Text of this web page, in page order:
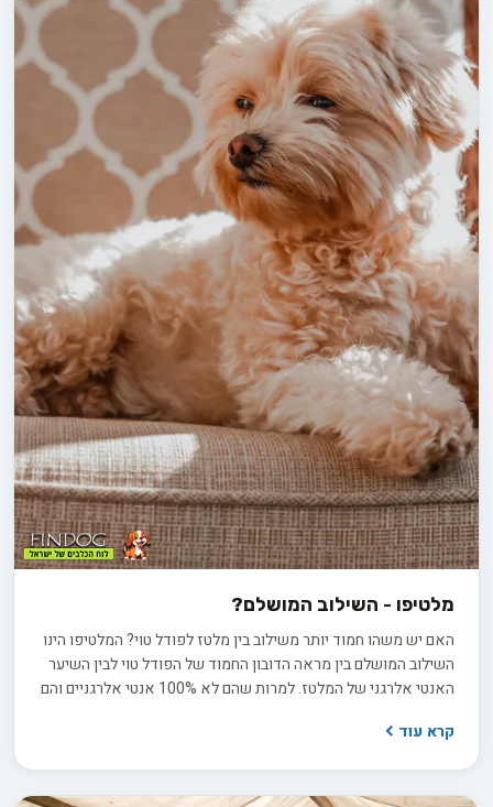
מלטיפו - השילוב המושלם?
האם יש משהו חמוד יותר משילוב בין מלטז לפודל טוי? המלטיפו הינו
השילוב המושלם בין מראה הדובון החמוד של הפודל טוי לבין השיער
האנטי אלרגני של המלטז. למרות שהם לא 100% אנטי אלרגניים והם
העולם והפכו לסמל סטטוס יוקרתי עם כמה אימוצים מתוקשרים של
קרא עוד